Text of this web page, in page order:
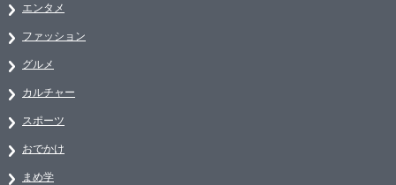
エンタメ
ファッション
グルメ
カルチャー
スポーツ
おでかけ
まめ学